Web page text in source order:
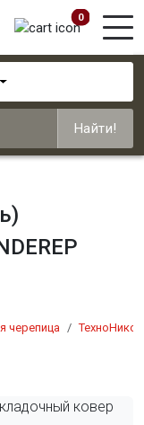
0
Найти!
черепица